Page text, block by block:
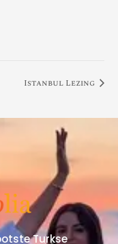
Istanbul Lezing
Turkse